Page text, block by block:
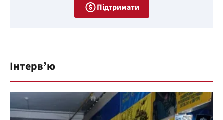
Підтримати
Інтерв’ю